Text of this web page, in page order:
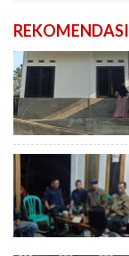
REKOMENDASI